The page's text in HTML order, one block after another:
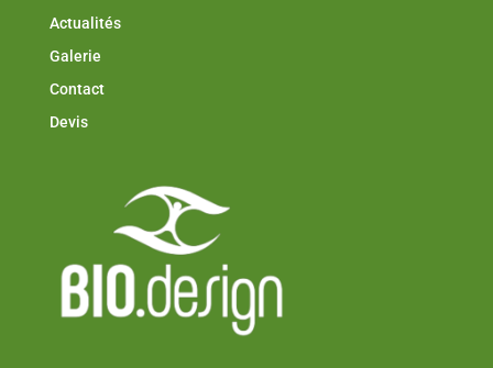
Actualités
Galerie
Contact
Devis